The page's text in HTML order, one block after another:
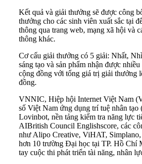
Kết quả và giải thưởng sẽ được công
thưởng cho các sinh viên xuất sắc tại
thông qua trang web, mạng xã hội và
thông khác.
Cơ cấu giải thưởng có 5 giải: Nhất,
sáng tạo và sản phẩm nhận được
cộng đồng với tổng giá trị giải thưởng
đồng.
VNNIC, Hiệp hội Internet Việt Nam
số Việt Nam ứng dụng trí tuệ nhân
Lovinbot, nền tảng kiểm tra năng lực
AIBritish Council Englishscore, các
như Alipo Creative, ViHAT, Simplano,
hơn 10 trường Đại học tại TP. Hồ Chí
tay cuộc thi phát triển tài năng, nhân